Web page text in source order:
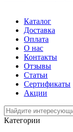
Каталог
Доставка
Оплата
О нас
Контакты
Отзывы
Статьи
Сертификаты
Акции
Категории